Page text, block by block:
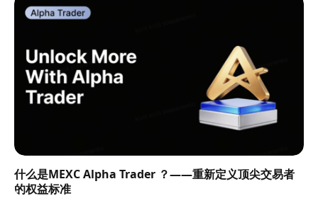
什么是MEXC Alpha Trader ？——重新定义顶尖交易者
的权益标准